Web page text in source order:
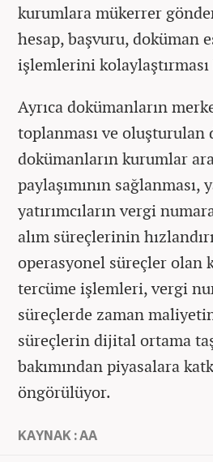
kurumlara mükerrer
hesap, başvuru, doküman
işlemlerini
Ayrıca dokümanların
toplanması ve
dokümanların kurumlar
paylaşımının sağlanması,
yatırımcıların vergi
alım süreçlerinin
operasyonel süreçler olan
tercüme işlemleri, vergi
süreçlerde zaman
süreçlerin dijital ortama
bakımından piyasalara
öngörülüyor.​​​
KAYNAK : AA